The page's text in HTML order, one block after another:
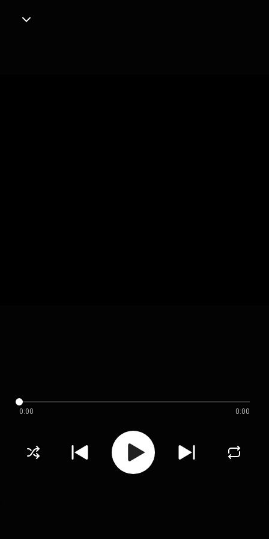
0:00 0:00